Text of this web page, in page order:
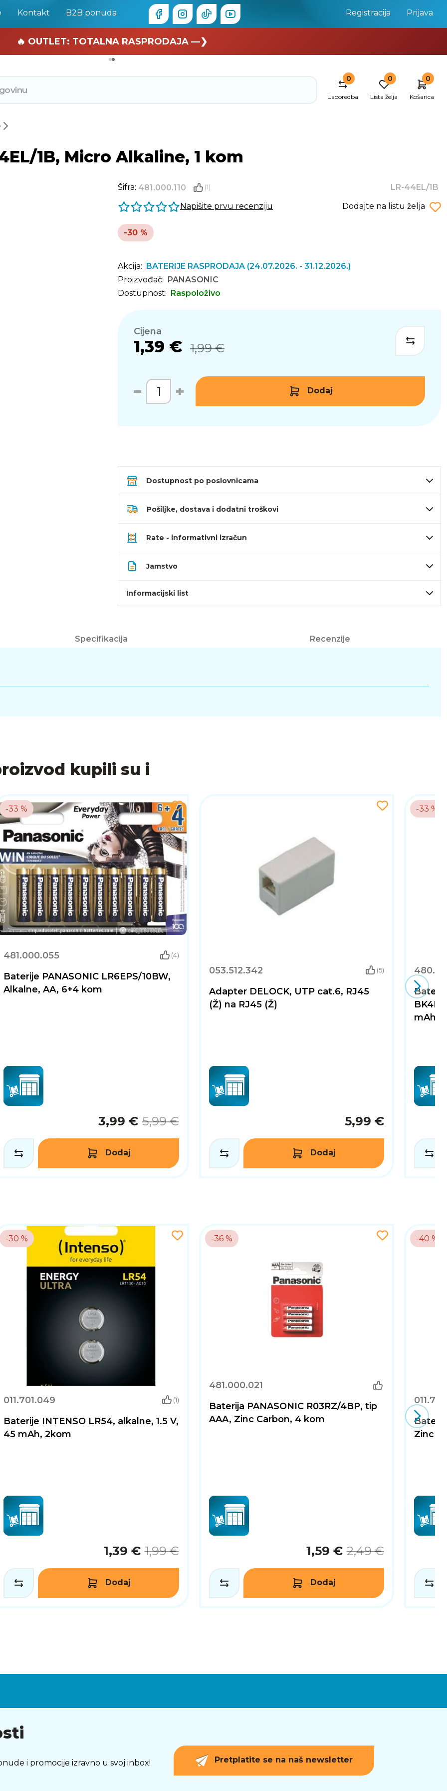
Kontakt B2B ponuda Registracija Prijava
🏄 Zaslužuješ odmor —❯
🔥 OUTLET: TOTALNA RASPRODAJA —❯
0
Usporedba
0
Lista želja
0
Košarica
1B, Micro Alkaline, 1 kom
Šifra: 481.000.110 (1)
LR-44EL/1B
Napišite prvu recenziju
Dodajte na listu želja
-30 %
Akcija: BATERIJE RASPRODAJA (24.07.2026. - 31.12.2026.)
Proizvođač: PANASONIC
Dostupnost: Raspoloživo
Cijena
1,39 € 1,99 €
Dodaj
Dostupnost po poslovnicama
Pošiljke, dostava i dodatni troškovi
Rate - informativni izračun
Jamstvo
Informacijski list
Specifikacija Recenzije
kupili su i
-33 %
481.000.055 (4)
Baterije PANASONIC LR6EPS/10BW,
Alkalne, AA, 6+4 kom
3,99 € 5,99 €
Dodaj
053.512.342 (5)
Adapter DELOCK, UTP cat.6, RJ45
(Ž) na RJ45 (Ž)
5,99 €
Dodaj
-33 %
mAh,
-30 %
011.701.049 (1)
Baterije INTENSO LR54, alkalne, 1.5 V,
45 mAh, 2kom
1,39 € 1,99 €
Dodaj
-36 %
481.000.021
Baterija PANASONIC R03RZ/4BP, tip
AAA, Zinc Carbon, 4 kom
1,59 € 2,49 €
Dodaj
-40 %
Zinc
i promocije izravno u svoj inbox! Pretplatite se na naš newsletter